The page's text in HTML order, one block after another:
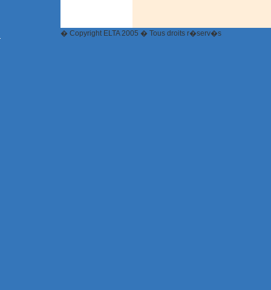
� Copyright ELTA 2005 � Tous droits r�serv�s